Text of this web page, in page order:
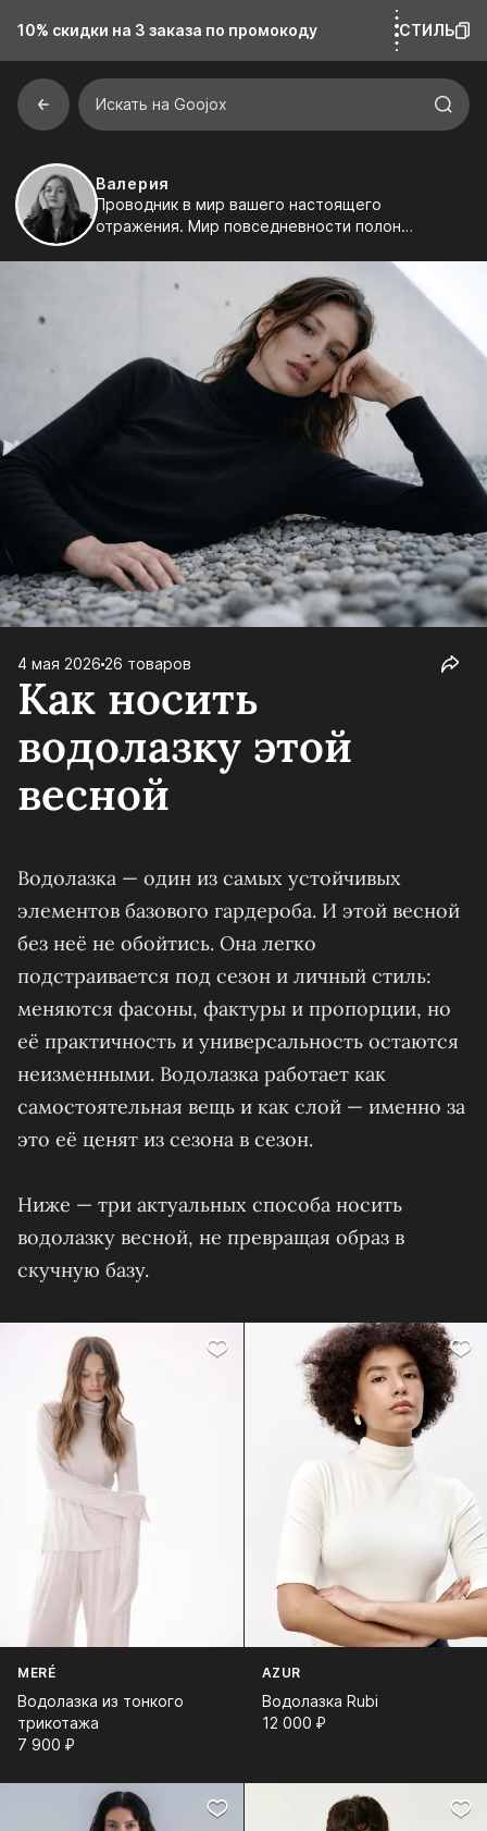
10% скидки на 3 заказа по промокоду СТИЛЬ
Искать на Goojox
Валерия
Проводник в мир вашего настоящего
отражения. Мир повседневности полон
подборки и заметки, в которых каждая строчка
— попытка интерпретации реальности. Иногда
на пути достаточно одного намёка, чтобы шаг
4 мая 2026 26 товаров
Как носить
водолазку этой
весной
Водолазка — один из самых устойчивых
элементов базового гардероба. И этой весной
без неё не обойтись. Она легко
подстраивается под сезон и личный стиль:
меняются фасоны, фактуры и пропорции, но
её практичность и универсальность остаются
неизменными. Водолазка работает как
самостоятельная вещь и как слой — именно за
это её ценят из сезона в сезон.
Ниже — три актуальных способа носить
водолазку весной, не превращая образ в
скучную базу.
MERÉ
Водолазка из тонкого
трикотажа
7 900⁠ ⁠₽
AZUR
Водолазка Rubi
12 000⁠ ⁠₽